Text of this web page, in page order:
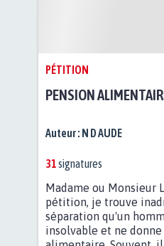
PÉTITION
PENSION
Auteur : N D AUDE
31signatures
Madame ou Monsieur
pétition, je trouve
séparation qu'un
insolvable et ne